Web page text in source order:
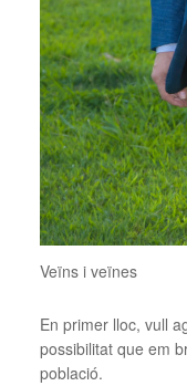
Veïns i veïnes
En primer lloc, vull
possibilitat que em
població.